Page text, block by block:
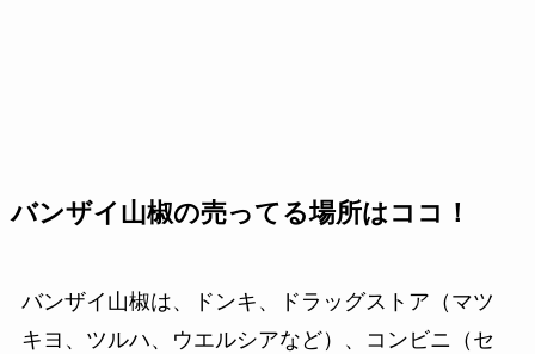
バンザイ山椒の売ってる場所はココ！
バンザイ山椒は、ドンキ、ドラッグストア（マツ
キヨ、ツルハ、ウエルシアなど）、コンビニ（セ